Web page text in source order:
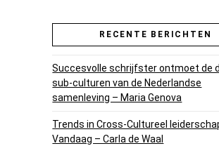
RECENTE BERICHTEN
Succesvolle schrijfster ontmoet de
sub-culturen van de Nederlandse
samenleving – Maria Genova
Trends in Cross-Cultureel
Vandaag – Carla de Waal